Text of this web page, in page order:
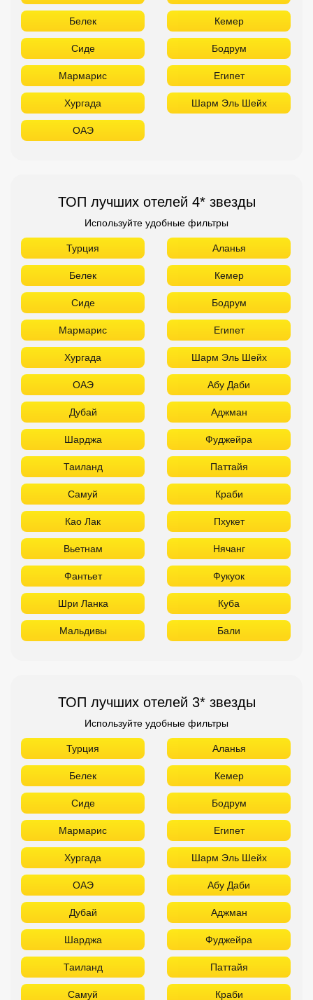
Белек Кемер
Сиде Бодрум
Мармарис Египет
Хургада Шарм Эль Шейх
ОАЭ
ТОП лучших отелей 4* звезды
Используйте удобные фильтры
Турция Аланья
Белек Кемер
Сиде Бодрум
Мармарис Египет
Хургада Шарм Эль Шейх
ОАЭ Абу Даби
Дубай Аджман
Шарджа Фуджейра
Таиланд Паттайя
Самуй Краби
Као Лак Пхукет
Вьетнам Нячанг
Фантьет Фукуок
Шри Ланка Куба
Мальдивы Бали
ТОП лучших отелей 3* звезды
Используйте удобные фильтры
Турция Аланья
Белек Кемер
Сиде Бодрум
Мармарис Египет
Хургада Шарм Эль Шейх
ОАЭ Абу Даби
Дубай Аджман
Шарджа Фуджейра
Таиланд Паттайя
Самуй Краби